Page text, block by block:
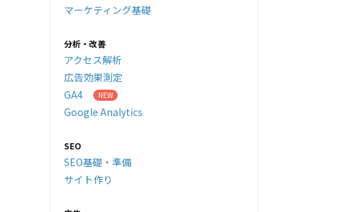
マーケティング基礎
分析・改善
アクセス解析
広告効果測定
GA4
Google Analytics
SEO
SEO基礎・準備
サイト作り